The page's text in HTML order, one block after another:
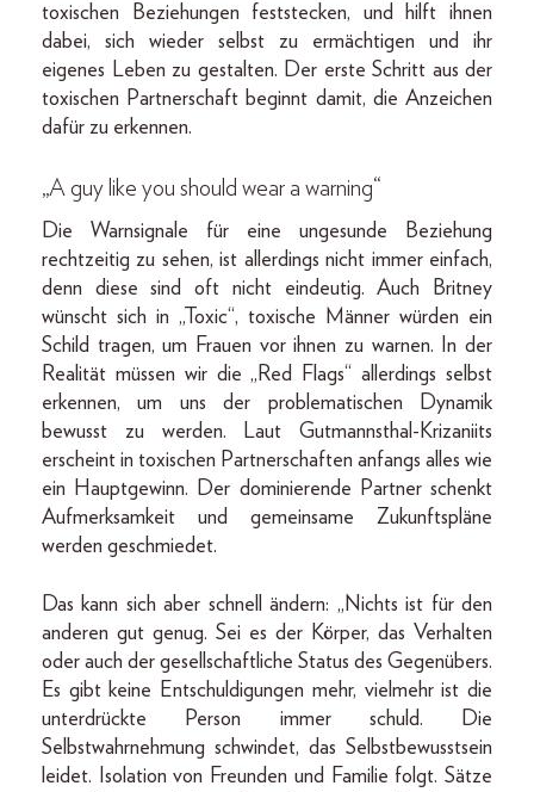
toxischen Beziehungen feststecken, und hilft ihnen
dabei, sich wieder selbst zu ermächtigen und ihr
eigenes Leben zu gestalten. Der erste Schritt aus der
toxischen Partnerschaft beginnt damit, die Anzeichen
dafür zu erkennen.
„A guy like you should wear a warning“
Die Warnsignale für eine ungesunde Beziehung
rechtzeitig zu sehen, ist allerdings nicht immer einfach,
denn diese sind oft nicht eindeutig. Auch Britney
wünscht sich in „Toxic“, toxische Männer würden ein
Schild tragen, um Frauen vor ihnen zu warnen. In der
Realität müssen wir die „Red Flags“ allerdings selbst
erkennen, um uns der problematischen Dynamik
bewusst zu werden. Laut Gutmannsthal-Krizaniits
erscheint in toxischen Partnerschaften anfangs alles wie
ein Hauptgewinn. Der dominierende Partner schenkt
Aufmerksamkeit und gemeinsame Zukunftspläne
werden geschmiedet.
Das kann sich aber schnell ändern: „Nichts ist für den
anderen gut genug. Sei es der Körper, das Verhalten
oder auch der gesellschaftliche Status des Gegenübers.
Es gibt keine Entschuldigungen mehr, vielmehr ist die
unterdrückte Person immer schuld. Die
Selbstwahrnehmung schwindet, das Selbstbewusstsein
leidet. Isolation von Freunden und Familie folgt. Sätze